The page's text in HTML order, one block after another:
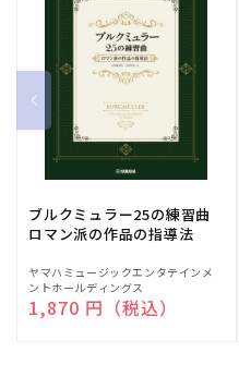
ブルクミュラー25の練習曲
ロマン派の作品の指導法
販
売
元:
ヤマハミュージックエンタテインメ
ントホールディングス
通常価格
1,870 円（税込）